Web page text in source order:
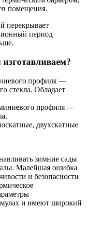
помещения.
перекрывает
период
профиля —
стекла. Обладает
профиля —
двухскатные
зимние сады
Малейшая ошибка
и безопасности
и имеют широкий